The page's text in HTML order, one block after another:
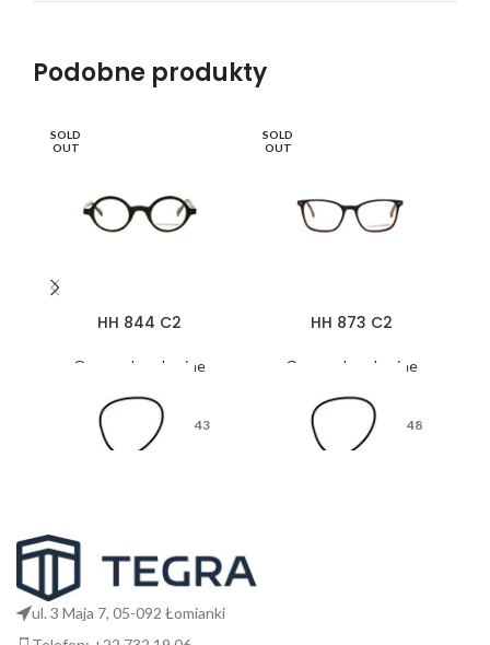
Podobne produkty
SOLD
OUT
HH 844 C2
Oprawy korekcyjne
43
26
SOLD
OUT
HH 873 C2
Oprawy korekcyjne
48
ul. 3 Maja 7, 05-092 Łomianki